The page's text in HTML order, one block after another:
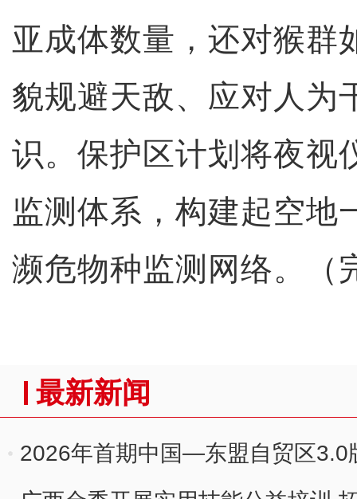
亚成体数量，还对猴群
貌规避天敌、应对人为
识。保护区计划将夜视
监测体系，构建起空地
濒危物种监测网络。（
最新新闻
2026年首期中国—东盟自贸区3.0